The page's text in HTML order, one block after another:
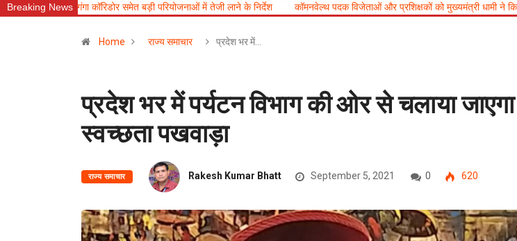
Breaking News
बड़ी परियोजनाओं में तेजी लाने के निर्देश कॉमनवेल्थ पदक विजेताओं और प्रशिक्षकों को मुख्यमंत्री धामी ने किया सम्मानित आज का राशिफल
Home राज्य समाचार प्रदेश भर में…
प्रदेश भर में पर्यटन विभाग की ओर से चलाया जाएगा
स्वच्छता पखवाड़ा
राज्य समाचार Rakesh Kumar Bhatt September 5, 2021 0 620